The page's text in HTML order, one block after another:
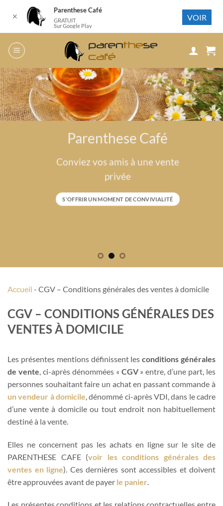
Parenthese Café
Conviez vos amis à une vente
privée
S'OFFRIR UN MOMENT DE CONVIVIALITÉ
Accueil - CGV – Conditions générales des ventes à domicile
CGV – CONDITIONS GÉNÉRALES DES
VENTES À DOMICILE
Les présentes mentions définissent lesconditions générales
de vente , ci-après dénommées « CGV» entre, d’une part, les
personnes souhaitant faire un achat en passant commande à
un vendeur à domicile , dénommé ci-après VDI, dans le cadre
d’une vente à domicile ou tout endroit non habituellement
destiné à la vente.
Elles ne concernent pas les achats en ligne sur le site de
PARENTHESE CAFE (voir les conditions générales des
ventes en ligne). Ces dernières sont accessibles et doivent
être approuvées avant de payer le panier
✕
Parenthese Café
GRATUIT
Sur Google Play
VOIR